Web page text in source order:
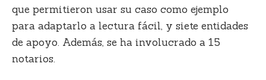
que permitieron usar su caso como ejemplo
para adaptarlo a lectura fácil, y siete entidades
de apoyo. Además, se ha involucrado a 15
notarios.